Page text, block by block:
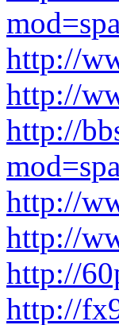
http://
http://
http://
http://
http://
http://
http://